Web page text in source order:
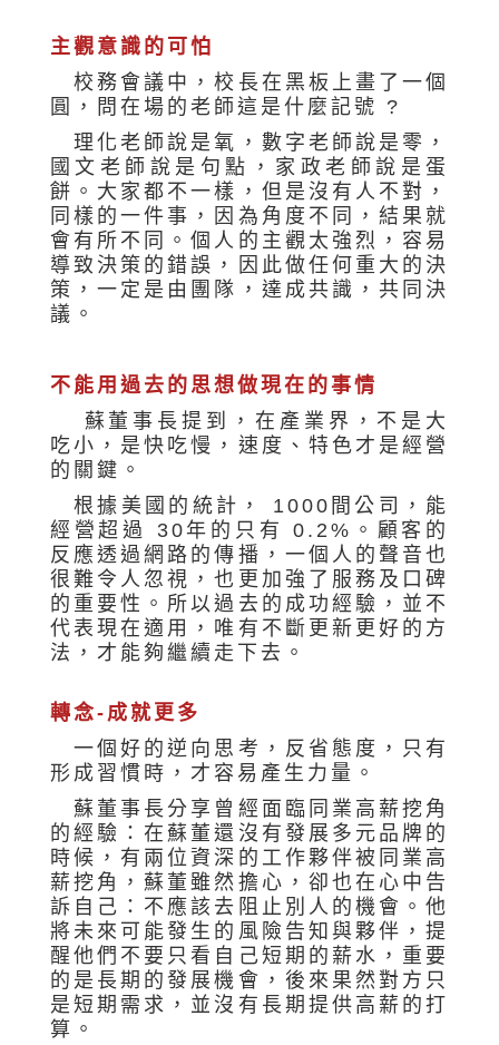
主觀意識的可怕
校務會議中，校長在黑板上畫了一個
圓，問在場的老師這是什麼記號 ?
理化老師說是氧，數字老師說是零，
國文老師說是句點，家政老師說是蛋
餅。大家都不一樣，但是沒有人不對，
同樣的一件事，因為角度不同，結果就
會有所不同。個人的主觀太強烈，容易
導致決策的錯誤，因此做任何重大的決
策，一定是由團隊，達成共識，共同決
議。
不能用過去的思想做現在的事情
蘇董事長提到，在產業界，不是大
吃小，是快吃慢，速度、特色才是經營
的關鍵。
根據美國的統計， 1000間公司，能
經營超過 30年的只有 0.2%。顧客的
反應透過網路的傳播，一個人的聲音也
很難令人忽視，也更加強了服務及口碑
的重要性。所以過去的成功經驗，並不
代表現在適用，唯有不斷更新更好的方
法，才能夠繼續走下去。
轉念-成就更多
一個好的逆向思考，反省態度，只有
形成習慣時，才容易產生力量。
蘇董事長分享曾經面臨同業高薪挖角
的經驗：在蘇董還沒有發展多元品牌的
時候，有兩位資深的工作夥伴被同業高
薪挖角，蘇董雖然擔心，卻也在心中告
訴自己：不應該去阻止別人的機會。他
將未來可能發生的風險告知與夥伴，提
醒他們不要只看自己短期的薪水，重要
的是長期的發展機會，後來果然對方只
是短期需求，並沒有長期提供高薪的打
算。